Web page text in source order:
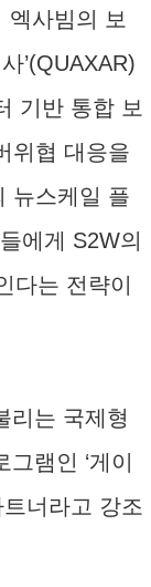
엑사빔의 보
’(QUAXAR)
기반 통합 보
위협 대응을
뉴스케일 플
에게 S2W의
다는 전략이
리는 국제형
램인 ‘게이
너라고 강조